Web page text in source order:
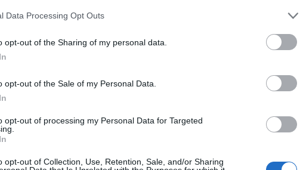
Data Processing Opt Outs
opt-out of the Sharing of my personal data.
opt-out of the Sale of my Personal Data.
opt-out of processing my Personal Data for Targeted
opt-out of Collection, Use, Retention, Sale, and/or Sharing
de la red de caminos rurales de
con la intervención prevista en el camino
de vías utilizadas de forma habitual por
el estado del firmey garantizar unas
caminos que soportan un uso
provocado tanto por el tráfico agrícola
adversos, cada vez más frecuentes e